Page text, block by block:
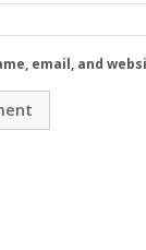
email, and